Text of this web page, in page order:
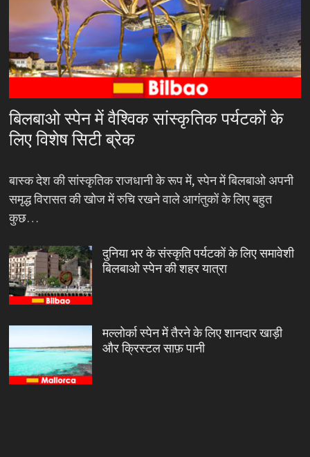
बिलबाओ स्पेन में वैश्विक सांस्कृतिक पर्यटकों के
लिए विशेष सिटी ब्रेक
बास्क देश की सांस्कृतिक राजधानी के रूप में, स्पेन में बिलबाओ अपनी
समृद्ध विरासत की खोज में रुचि रखने वाले आगंतुकों के लिए बहुत
कुछ…
दुनिया भर के संस्कृति पर्यटकों के लिए समावेशी
बिलबाओ स्पेन की शहर यात्रा
मल्लोर्का स्पेन में तैरने के लिए शानदार खाड़ी
और क्रिस्टल साफ़ पानी